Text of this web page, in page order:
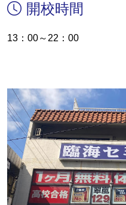
開校時間
13：00～22：00